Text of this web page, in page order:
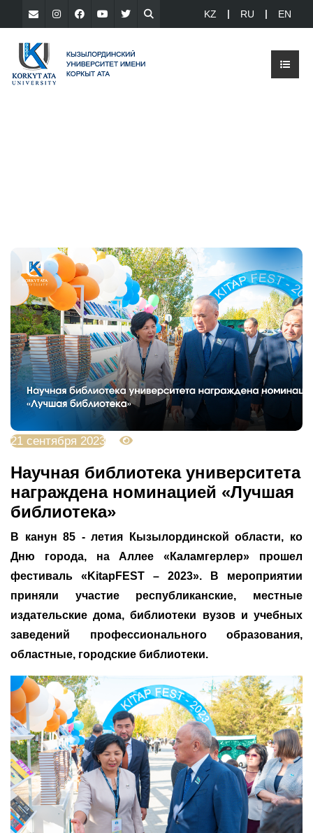
KZ RU EN
21 сентября 2023
Научная библиотека университета
награждена номинацией «Лучшая
библиотека»
В канун 85 - летия Кызылординской области, ко
Дню города, на Аллее «Каламгерлер» прошел
фестиваль «KitapFEST – 2023». В мероприятии
приняли участие республиканские, местные
издательские дома, библиотеки вузов и учебных
заведений профессионального образования,
областные, городские библиотеки.